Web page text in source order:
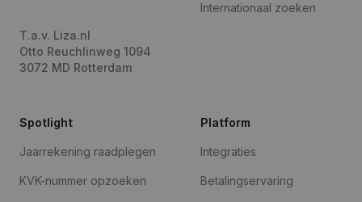
T.a.v. Liza.nl
Otto Reuchlinweg 1094
3072 MD Rotterdam
Internationaal zoeken
Spotlight
Jaarrekening raadplegen
KVK-nummer opzoeken
Platform
Integraties
Betalingservaring